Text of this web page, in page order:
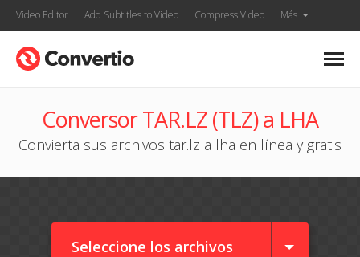
Video Editor Add Subtitles to Video Compress Video Más
Conversor TAR.LZ (TLZ) a LHA
Convierta sus archivos tar.lz a lha en línea y gratis
Seleccione los archivos